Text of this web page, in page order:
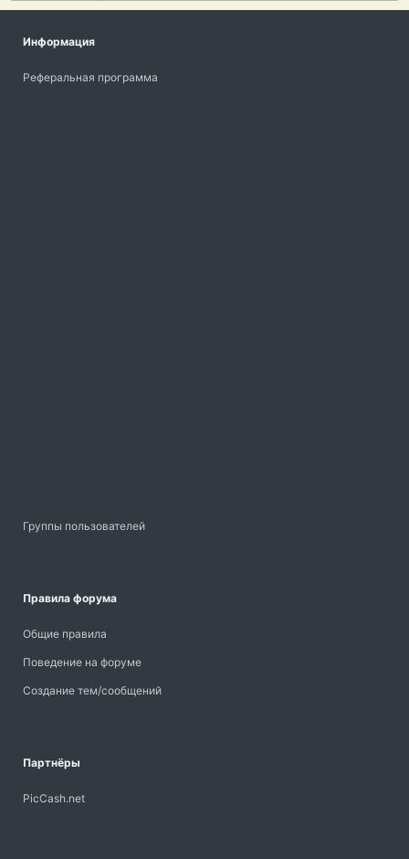
Информация
Реферальная программа
Группы пользователей
Правила форума
Общие правила
Поведение на форуме
Создание тем/сообщений
Партнёры
PicCash.net